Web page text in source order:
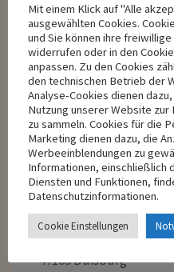
08:00 - 18:00 Uhr
Mittagspause:
13:00 - 13:30 Uhr
Weitere Termine nach
Praxis am Jubiläumshain
Am Jubiläumshain
Holsteiner Str. 11
47169 Duisburg
Mit einem Klick auf "Alle
ausgewählten Cookies.
und Sie können ihre
widerrufen oder in den
anpassen. Zu den Cookies
den technischen Betrieb der
Analyse-Cookies dienen
Nutzung unserer Website
zu sammeln. Cookies für die
Marketing dienen dazu, die
Werbeeinblendungen zu
Informationen, einschließlich
Diensten und Funktionen,
Datenschutzinformationen.
Cookie Einstellungen